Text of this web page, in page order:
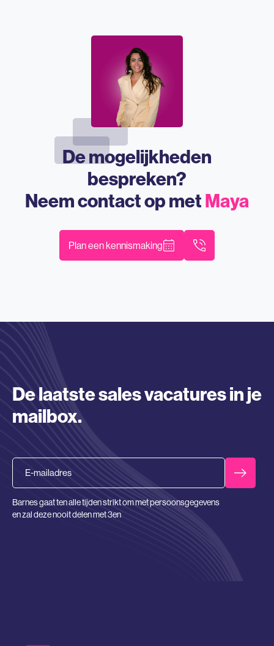
De mogelijkheden
bespreken?
Neem contact op metMaya
Plan een kennismaking
De laatste sales vacatures in je
mailbox.
Barnes gaat ten alle tijden strikt om met persoonsgegevens
en zal deze nooit delen met 3en